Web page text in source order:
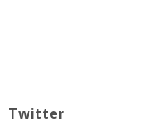
Twitter